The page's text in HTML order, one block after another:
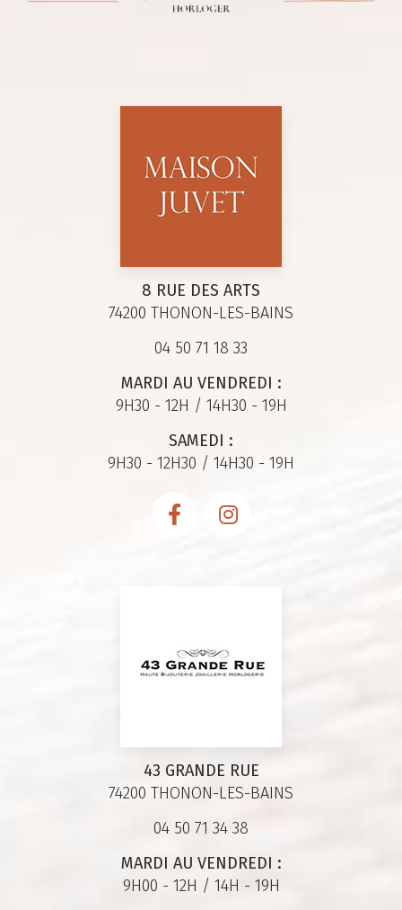
8 RUE DES ARTS
74200 THONON-LES-BAINS
04 50 71 18 33
MARDI AU VENDREDI :
9H30 - 12H / 14H30 - 19H
SAMEDI :
9H30 - 12H30 / 14H30 - 19H
43 GRANDE RUE
74200 THONON-LES-BAINS
04 50 71 34 38
MARDI AU VENDREDI :
9H00 - 12H / 14H - 19H